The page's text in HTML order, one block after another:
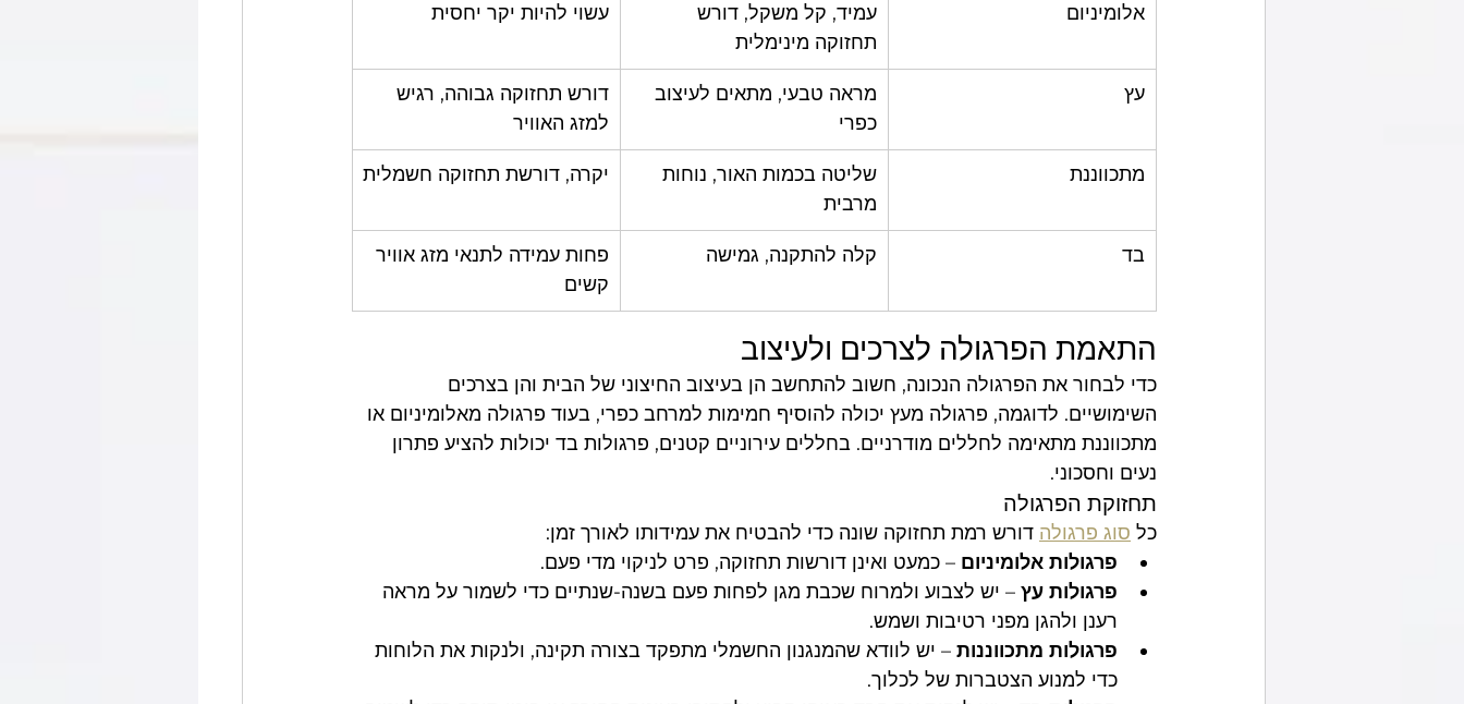
אלומיניום
עמיד, קל משקל, דורש
תחזוקה מינימלית
עשוי להיות יקר יחסית
עץ
מראה טבעי, מתאים לעיצוב
כפרי
דורש תחזוקה גבוהה, רגיש
למזג האוויר
מתכווננת
שליטה בכמות האור, נוחות
מרבית
יקרה, דורשת תחזוקה חשמלית
בד קלה להתקנה, גמישה
פחות עמידה לתנאי מזג אוויר
קשים
התאמת הפרגולה לצרכים ולעיצוב
כדי לבחור את הפרגולה הנכונה, חשוב להתחשב הן בעיצוב החיצוני של הבית והן בצרכים
השימושיים. לדוגמה, פרגולה מעץ יכולה להוסיף חמימות למרחב כפרי, בעוד פרגולה מאלומיניום או
מתכווננת מתאימה לחללים מודרניים. בחללים עירוניים קטנים, פרגולות בד יכולות להציע פתרון
נעים וחסכוני.
תחזוקת הפרגולה
כל סוג פרגולה דורש רמת תחזוקה שונה כדי להבטיח את עמידותו לאורך זמן:
פרגולות אלומיניום – כמעט ואינן דורשות תחזוקה, פרט לניקוי מדי פעם.
פרגולות עץ – יש לצבוע ולמרוח שכבת מגן לפחות פעם בשנה-שנתיים כדי לשמור על מראה
רענן ולהגן מפני רטיבות ושמש.
פרגולות מתכווננות – יש לוודא שהמנגנון החשמלי מתפקד בצורה תקינה, ולנקות את הלוחות
כדי למנוע הצטברות של לכלוך.